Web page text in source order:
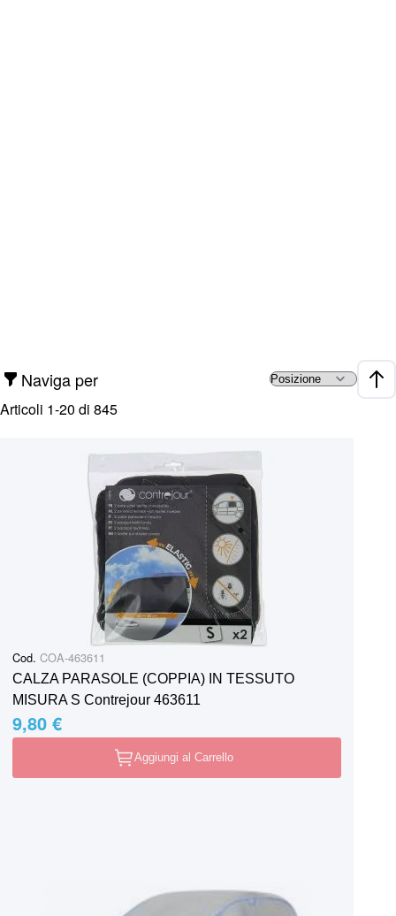
Naviga per
Articoli 1-20 di 845
Cod. COA-463611
CALZA PARASOLE (COPPIA) IN TESSUTO
MISURA S Contrejour 463611
9,80 €
Aggiungi al Carrello